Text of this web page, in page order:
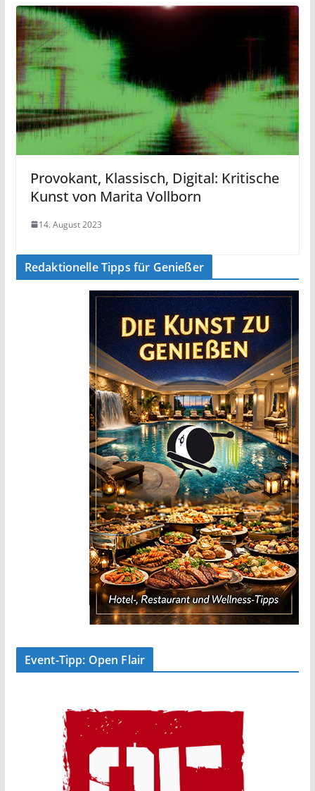
Provokant, Klassisch, Digital: Kritische
Kunst von Marita Vollborn
14. August 2023
Redaktionelle Tipps für Genießer
Event-Tipp: Open Flair